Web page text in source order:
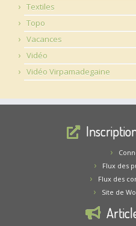
Textiles
Topo
Vacances
Vidéo
Vidéo Virpamadegaine
Flux des
Flux des
Site de